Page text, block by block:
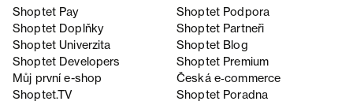
Shoptet Pay
Shoptet Podpora
Shoptet Doplňky
Shoptet Partneři
Shoptet Univerzita
Shoptet Blog
Shoptet Developers
Shoptet Premium
Můj první e-shop
Česká e‑commerce
Shoptet.TV
Shoptet Poradna